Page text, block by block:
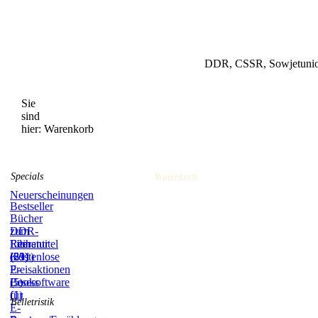
Specials
Neuerscheinungen
Bestseller
Bücher
zum
Film
(59)
DDR-
Literatur
(831)
Reihentitel
(21)
Kostenlose
E-
Books
(1)
Preisaktionen
(5)
Lesesoftware
für
E-
Belletristik
DDR, CSSR,
Sie
sind
hier: Warenkorb
Warenkorb